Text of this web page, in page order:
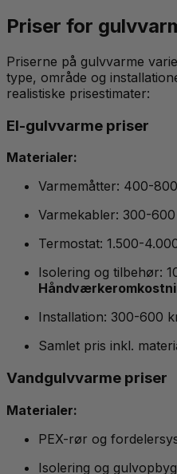
Priser for
Priserne på gulvvarme
type, område og
realistiske prisestimater:
El-gulvvarme priser
Materialer:
Varmemåtter: 400-
Varmekabler: 300-
Termostat: 1.500-
Isolering og tilbehør:
Installation: 300-600
Samlet pris inkl.
Vandgulvvarme priser
Materialer:
PEX-rør og
Isolering og